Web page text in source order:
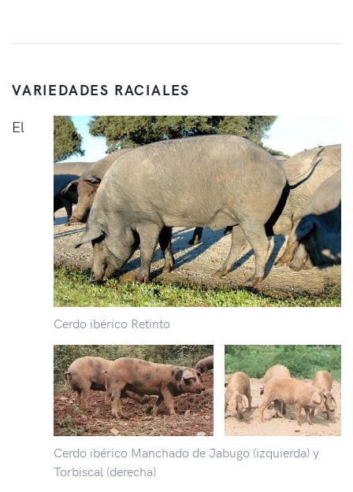
VARIEDADES RACIALES
Cerdo ibérico Retinto
Cerdo ibérico Manchado de Jabugo (izquierda) y
Torbiscal (derecha)
El